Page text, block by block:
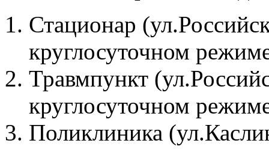
Стационар
круглосуточном
Травмпункт
круглосуточном
Поликлиника